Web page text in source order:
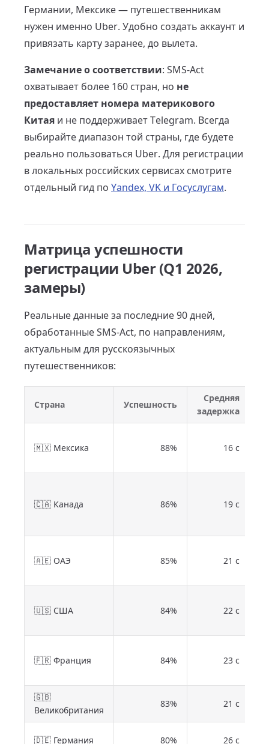
Германии, Мексике — путешественникам
нужен именно Uber. Удобно создать аккаунт и
привязать карту заранее, до вылета.
Замечание о соответствии: SMS-Act
охватывает более 160 стран, но не
предоставляет номера материкового
Китая и не поддерживает Telegram. Всегда
выбирайте диапазон той страны, где будете
реально пользоваться Uber. Для регистрации
в локальных российских сервисах смотрите
отдельный гид по Yandex, VK и Госуслугам.
Матрица успешности
регистрации Uber (Q1 2026,
замеры)
Реальные данные за последние 90 дней,
обработанные SMS-Act, по направлениям,
актуальным для русскоязычных
путешественников:
Страна Успешность
Средняя
задержка
🇲🇽 Мексика 88% 16 с
🇨🇦 Канада 86% 19 с
🇦🇪 ОАЭ 85% 21 с
🇺🇸 США 84% 22 с
🇫🇷 Франция 84% 23 с
🇬🇧
Великобритания
83% 21 с
🇩🇪 Германия 80% 26 с